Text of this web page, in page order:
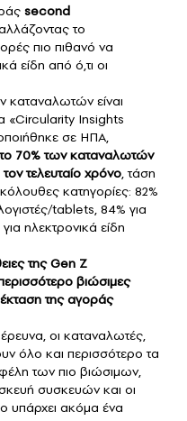
second
το
πιο πιθανό να
είδη από ό,τι οι
είναι
«Circularity Insights
σε ΗΠΑ,
το 70% των καταναλωτών
τελευταίο χρόνο, τάση
κατηγορίες: 82%
tablets, 84% για
ηλεκτρονικά είδη
της Gen Z
βιώσιμες
της αγοράς
οι καταναλωτές,
όλο και περισσότερο τα
των πιο βιώσιμων,
συσκευών και οι
υπάρχει ακόμα ένα